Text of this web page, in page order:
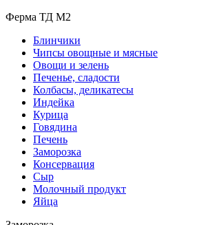
Ферма ТД М2
Блинчики
Чипсы овощные и мясные
Овощи и зелень
Печенье, сладости
Колбасы, деликатесы
Индейка
Курица
Говядина
Печень
Заморозка
Консервация
Сыр
Молочный продукт
Яйца